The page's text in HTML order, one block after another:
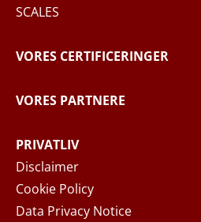
SCALES
VORES CERTIFICERINGER
VORES PARTNERE
PRIVATLIV
Disclaimer
Cookie Policy
Data Privacy Notice